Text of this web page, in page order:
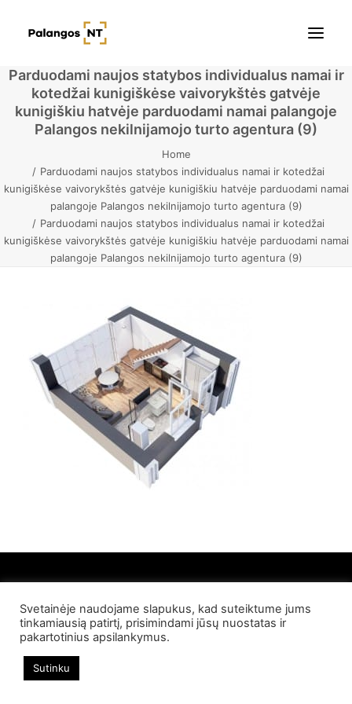
Pradžia
Namai / Kotedžai
Žemės sklypai
Kontaktai
Parduodami naujos statybos individualus namai ir
kotedžai kunigiškėse vaivorykštės gatvėje
kunigiškiu hatvėje parduodami namai palangoje
Palangos nekilnijamojo turto agentura (9)
Home
Parduodami naujos statybos individualus namai ir kotedžai
kunigiškėse vaivorykštės gatvėje kunigiškiu hatvėje parduodami namai
palangoje Palangos nekilnijamojo turto agentura (9)
Parduodami naujos statybos individualus namai ir kotedžai
kunigiškėse vaivorykštės gatvėje kunigiškiu hatvėje parduodami namai
palangoje Palangos nekilnijamojo turto agentura (9)
© 2022 Palangos NT. Visos teisės saugomos
Svetainėje naudojame slapukus, kad suteiktume jums
tinkamiausią patirtį, prisimindami jūsų nuostatas ir
pakartotinius apsilankymus.
Sutinku